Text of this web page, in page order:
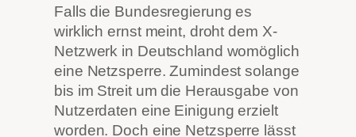
Falls die Bundesregierung es
wirklich ernst meint, droht dem X-
Netzwerk in Deutschland womöglich
eine Netzsperre. Zumindest solange
bis im Streit um die Herausgabe von
Nutzerdaten eine Einigung erzielt
worden. Doch eine Netzsperre lässt